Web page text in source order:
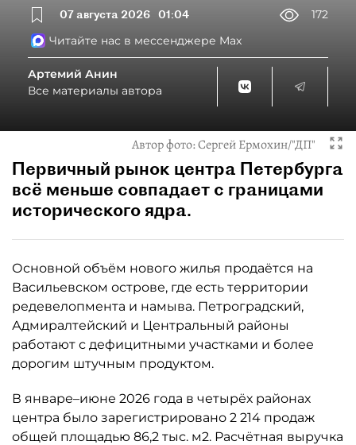
07 августа 2026 01:04
172
Читайте нас в мессенджере Max
Артемий Анин
Все материалы автора
Автор фото:Сергей Ермохин/"ДП"
Первичный рынок центра Петербурга
всё меньше совпадает с границами
исторического ядра.
Основной объём нового жилья продаётся на
Васильевском острове, где есть территории
редевелопмента и намыва. Петроградский,
Адмиралтейский и Центральный районы
работают с дефицитными участками и более
дорогим штучным продуктом.
В январе–июне 2026 года в четырёх районах
центра было зарегистрировано 2 214 продаж
общей площадью 86,2 тыс. м2. Расчётная выручка